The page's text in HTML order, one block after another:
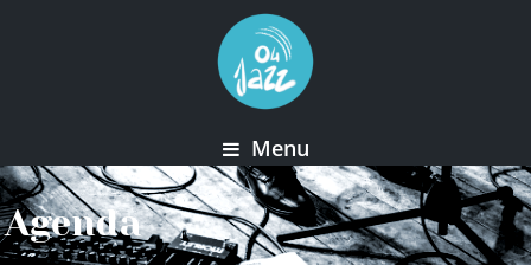
Menu
Agenda